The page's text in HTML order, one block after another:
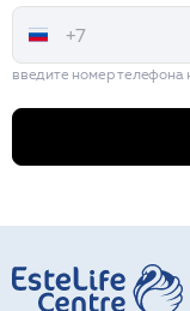
введите номер телефона